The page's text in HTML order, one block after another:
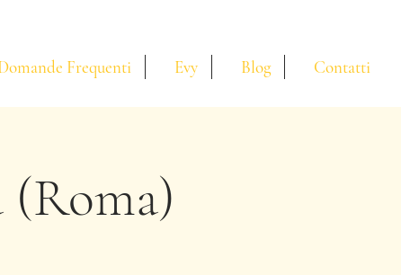
Frequenti Evy Blog Contatti